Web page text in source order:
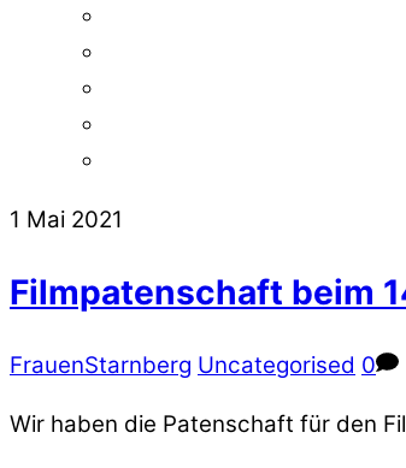
1 Mai 2021
Filmpatenschaft beim
FrauenStarnberg Uncategorised 0
Wir haben die Patenschaft für den